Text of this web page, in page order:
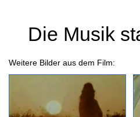
Die Musik
Weitere Bilder aus dem Film: